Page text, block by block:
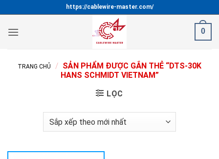
qua
nội
https://cablewire-master.com/
0
TRANG CHỦ / SẢN PHẨM ĐƯỢC GẮN THẺ “DTS-30K
HANS SCHMIDT VIETNAM”
LỌC